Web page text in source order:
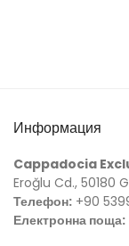
Информация
Cappadocia
Eroğlu Cd., 50180
Телефон: +90
Електронна поща: